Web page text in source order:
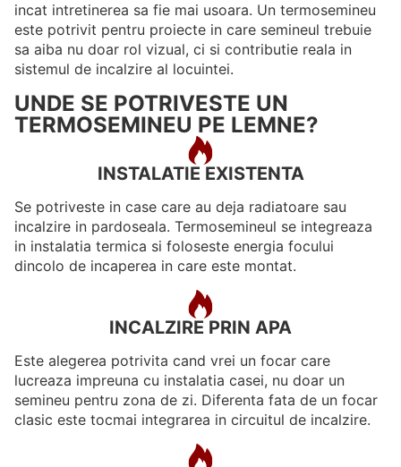
incat intretinerea sa fie mai usoara. Un termosemineu
este potrivit pentru proiecte in care semineul trebuie
sa aiba nu doar rol vizual, ci si contributie reala in
sistemul de incalzire al locuintei.
UNDE SE POTRIVESTE UN
TERMOSEMINEU PE LEMNE?
INSTALATIE EXISTENTA
Se potriveste in case care au deja radiatoare sau
incalzire in pardoseala. Termosemineul se integreaza
in instalatia termica si foloseste energia focului
dincolo de incaperea in care este montat.
INCALZIRE PRIN APA
Este alegerea potrivita cand vrei un focar care
lucreaza impreuna cu instalatia casei, nu doar un
semineu pentru zona de zi. Diferenta fata de un focar
clasic este tocmai integrarea in circuitul de incalzire.